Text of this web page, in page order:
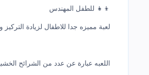
👦👧 للطفل المهندس
لعبة مميزه جدا للاطفال لزيادة
اللعبه عبارة عن عدد من الشرائح